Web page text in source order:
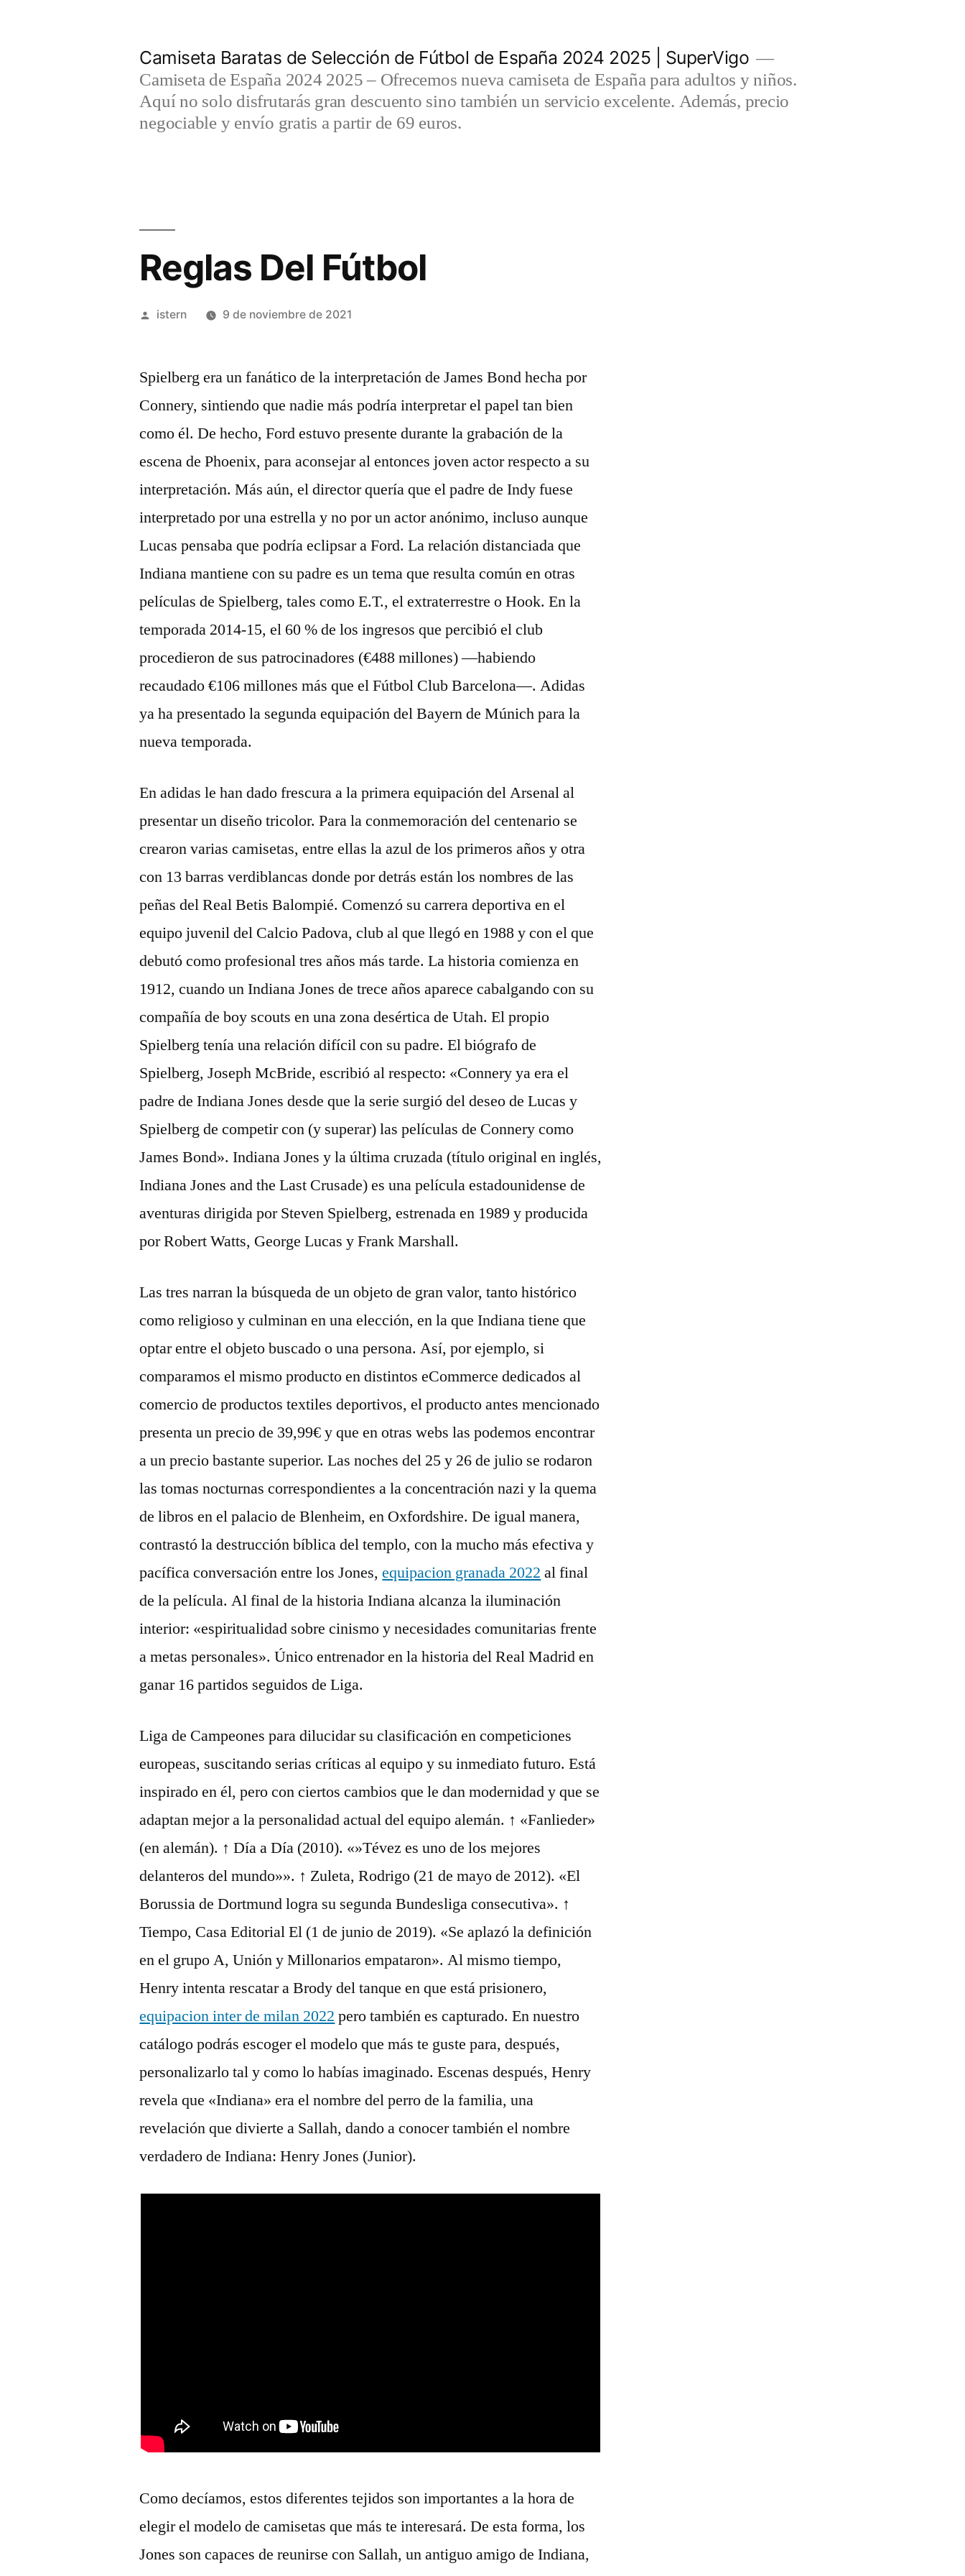
Camiseta Baratas de Selección de Fútbol de España 2024 2025 | SuperVigo
Camiseta de España 2024 2025 – Ofrecemos nueva camiseta de España para adultos y niños.
Aquí no solo disfrutarás gran descuento sino también un servicio excelente. Además, precio
negociable y envío gratis a partir de 69 euros.
Reglas Del Fútbol
Publicado
istern 9 de noviembre de 2021
Spielberg era un fanático de la interpretación de James Bond hecha por
Connery, sintiendo que nadie más podría interpretar el papel tan bien
como él. De hecho, Ford estuvo presente durante la grabación de la
escena de Phoenix, para aconsejar al entonces joven actor respecto a su
interpretación. Más aún, el director quería que el padre de Indy fuese
interpretado por una estrella y no por un actor anónimo, incluso aunque
Lucas pensaba que podría eclipsar a Ford. La relación distanciada que
Indiana mantiene con su padre es un tema que resulta común en otras
películas de Spielberg, tales como E.T., el extraterrestre o Hook. En la
temporada 2014-15, el 60 % de los ingresos que percibió el club
procedieron de sus patrocinadores (€488 millones) —habiendo
recaudado €106 millones más que el Fútbol Club Barcelona—. Adidas
ya ha presentado la segunda equipación del Bayern de Múnich para la
nueva temporada.
En adidas le han dado frescura a la primera equipación del Arsenal al
presentar un diseño tricolor. Para la conmemoración del centenario se
crearon varias camisetas, entre ellas la azul de los primeros años y otra
con 13 barras verdiblancas donde por detrás están los nombres de las
peñas del Real Betis Balompié. Comenzó su carrera deportiva en el
equipo juvenil del Calcio Padova, club al que llegó en 1988 y con el que
debutó como profesional tres años más tarde. La historia comienza en
1912, cuando un Indiana Jones de trece años aparece cabalgando con su
compañía de boy scouts en una zona desértica de Utah. El propio
Spielberg tenía una relación difícil con su padre. El biógrafo de
Spielberg, Joseph McBride, escribió al respecto: «Connery ya era el
padre de Indiana Jones desde que la serie surgió del deseo de Lucas y
Spielberg de competir con (y superar) las películas de Connery como
James Bond». Indiana Jones y la última cruzada (título original en inglés,
Indiana Jones and the Last Crusade) es una película estadounidense de
aventuras dirigida por Steven Spielberg, estrenada en 1989 y producida
por Robert Watts, George Lucas y Frank Marshall.
Las tres narran la búsqueda de un objeto de gran valor, tanto histórico
como religioso y culminan en una elección, en la que Indiana tiene que
optar entre el objeto buscado o una persona. Así, por ejemplo, si
comparamos el mismo producto en distintos eCommerce dedicados al
comercio de productos textiles deportivos, el producto antes mencionado
presenta un precio de 39,99€ y que en otras webs las podemos encontrar
a un precio bastante superior. Las noches del 25 y 26 de julio se rodaron
las tomas nocturnas correspondientes a la concentración nazi y la quema
de libros en el palacio de Blenheim, en Oxfordshire. De igual manera,
contrastó la destrucción bíblica del templo, con la mucho más efectiva y
pacífica conversación entre los Jones,equipacion granada 2022 al final
de la película. Al final de la historia Indiana alcanza la iluminación
interior: «espiritualidad sobre cinismo y necesidades comunitarias frente
a metas personales». Único entrenador en la historia del Real Madrid en
ganar 16 partidos seguidos de Liga.
Liga de Campeones para dilucidar su clasificación en competiciones
europeas, suscitando serias críticas al equipo y su inmediato futuro. Está
inspirado en él, pero con ciertos cambios que le dan modernidad y que se
adaptan mejor a la personalidad actual del equipo alemán. ↑ «Fanlieder»
(en alemán). ↑ Día a Día (2010). «»Tévez es uno de los mejores
delanteros del mundo»». ↑ Zuleta, Rodrigo (21 de mayo de 2012). «El
Borussia de Dortmund logra su segunda Bundesliga consecutiva». ↑
Tiempo, Casa Editorial El (1 de junio de 2019). «Se aplazó la definición
en el grupo A, Unión y Millonarios empataron». Al mismo tiempo,
Henry intenta rescatar a Brody del tanque en que está prisionero,
equipacion inter de milan 2022 pero también es capturado. En nuestro
catálogo podrás escoger el modelo que más te guste para, después,
personalizarlo tal y como lo habías imaginado. Escenas después, Henry
revela que «Indiana» era el nombre del perro de la familia, una
revelación que divierte a Sallah, dando a conocer también el nombre
verdadero de Indiana: Henry Jones (Junior).
Como decíamos, estos diferentes tejidos son importantes a la hora de
elegir el modelo de camisetas que más te interesará. De esta forma, los
Jones son capaces de reunirse con Sallah, un antiguo amigo de Indiana,